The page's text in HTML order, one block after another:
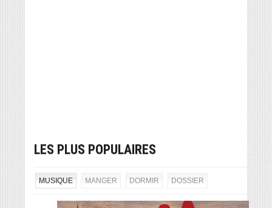
LES PLUS POPULAIRES
MUSIQUE MANGER DORMIR DOSSIER